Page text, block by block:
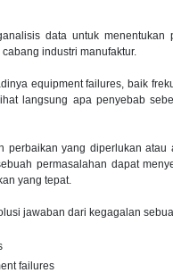
data untuk menentukan
industri manufaktur.
equipment failures, baik
langsung apa penyebab
perbaikan yang diperlukan atau
permasalahan dapat
yang tepat.
jawaban dari kegagalan
failures